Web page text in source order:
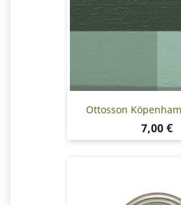
Ottosson
Pris
7,00 €